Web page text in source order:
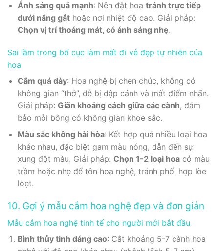
Ánh sáng quá mạnh: Nên đặt hoa tránh trực tiếp
dưới nắng gắthoặc nơi nhiệt độ cao. Giải pháp:
Chọn vị trí thoáng mát, có ánh sáng nhẹ.
Sai lầm trong bố cục làm mất đi vẻ đẹp tự nhiên của
hoa
Cắm quá dày: Hoa nghệ bị chen chúc, không có
không gian “thở”, dễ bị dập cánh và mất điểm nhấn.
Giải pháp: Giãn khoảng cách giữa các cành, đảm
bảo mỗi bông có không gian khoe sắc.
Màu sắc không hài hòa: Kết hợp quá nhiều loại hoa
khác nhau, đặc biệt gam màu nóng, dẫn đến sự
xung đột màu. Giải pháp: Chọn 1-2 loại hoacó màu
trầm hoặc nhẹ để tôn hoa nghệ, tránh phối hợp lòe
loẹt.
10. Gợi ý mẫu cắm hoa nghệ đẹp và đơn giản
Mẫu cắm hoa nghệ tinh tế cho người mới bắt đầu
Bình thủy tinh dáng cao: Cắt khoảng 5-7 cành hoa